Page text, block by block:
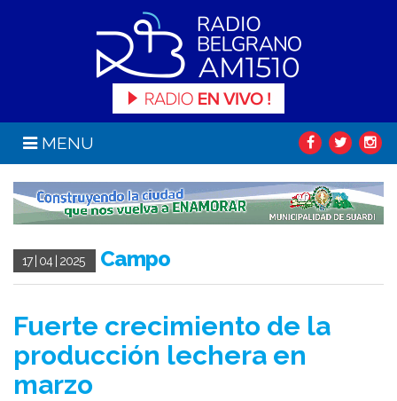
MENU
17 | 04 | 2025 Campo
Fuerte crecimiento de la
producción lechera en
marzo